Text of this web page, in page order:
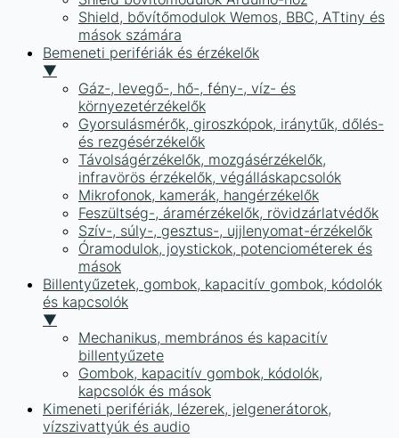
Shield, bővítőmodulok Wemos, BBC, ATtiny és
mások számára
Bemeneti perifériák és érzékelők
▼
Gáz-, levegő-, hő-, fény-, víz- és
környezetérzékelők
Gyorsulásmérők, giroszkópok, iránytűk, dőlés-
és rezgésérzékelők
Távolságérzékelők, mozgásérzékelők,
infravörös érzékelők, végálláskapcsolók
Mikrofonok, kamerák, hangérzékelők
Feszültség-, áramérzékelők, rövidzárlatvédők
Szív-, súly-, gesztus-, ujjlenyomat-érzékelők
Óramodulok, joystickok, potenciométerek és
mások
Billentyűzetek, gombok, kapacitív gombok, kódolók
és kapcsolók
▼
Mechanikus, membrános és kapacitív
billentyűzete
Gombok, kapacitív gombok, kódolók,
kapcsolók és mások
Kimeneti perifériák, lézerek, jelgenerátorok,
vízszivattyúk és audio